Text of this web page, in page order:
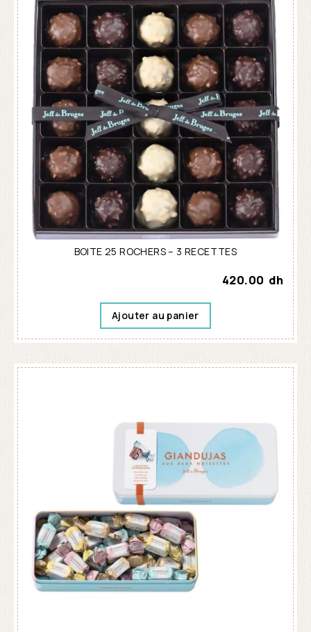
BOITE 25 ROCHERS – 3 RECETTES
420.00 dh
Ajouter au panier